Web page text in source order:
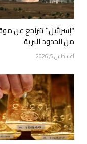
“إسرائيل” تتراجع عن
من الحدود البرية
أغسطس 5, 2026